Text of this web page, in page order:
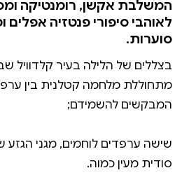
המשלבת אקשן, רומנטיקה
לאוהבי סיפורי פנטזיה אפלים
סוערות.
בצללים של הלילה בעיר קלדוויל
מתחוללת מלחמה קטלנית בין
שישה ערפדים לוחמים, מגני